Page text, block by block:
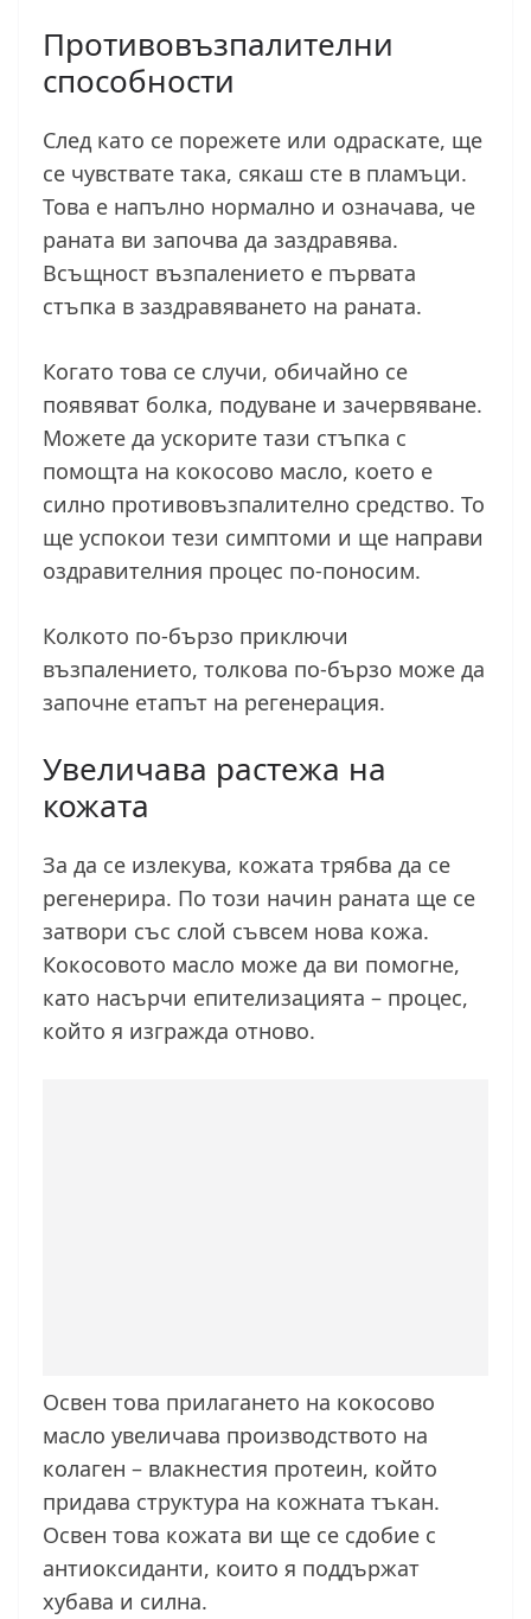
Противовъзпалителни
способности
След като се порежете или одраскате, ще
се чувствате така, сякаш сте в пламъци.
Това е напълно нормално и означава, че
раната ви започва да заздравява.
Всъщност възпалението е първата
стъпка в заздравяването на раната.
Когато това се случи, обичайно се
появяват болка, подуване и зачервяване.
Можете да ускорите тази стъпка с
помощта на кокосово масло, което е
силно противовъзпалително средство. То
ще успокои тези симптоми и ще направи
оздравителния процес по-поносим.
Колкото по-бързо приключи
възпалението, толкова по-бързо може да
започне етапът на регенерация.
Увеличава растежа на
кожата
За да се излекува, кожата трябва да се
регенерира. По този начин раната ще се
затвори със слой съвсем нова кожа.
Кокосовото масло може да ви помогне,
като насърчи епителизацията – процес,
който я изгражда отново.
Освен това прилагането на кокосово
масло увеличава производството на
колаген – влакнестия протеин, който
придава структура на кожната тъкан.
Освен това кожата ви ще се сдобие с
антиоксиданти, които я поддържат
хубава и силна.